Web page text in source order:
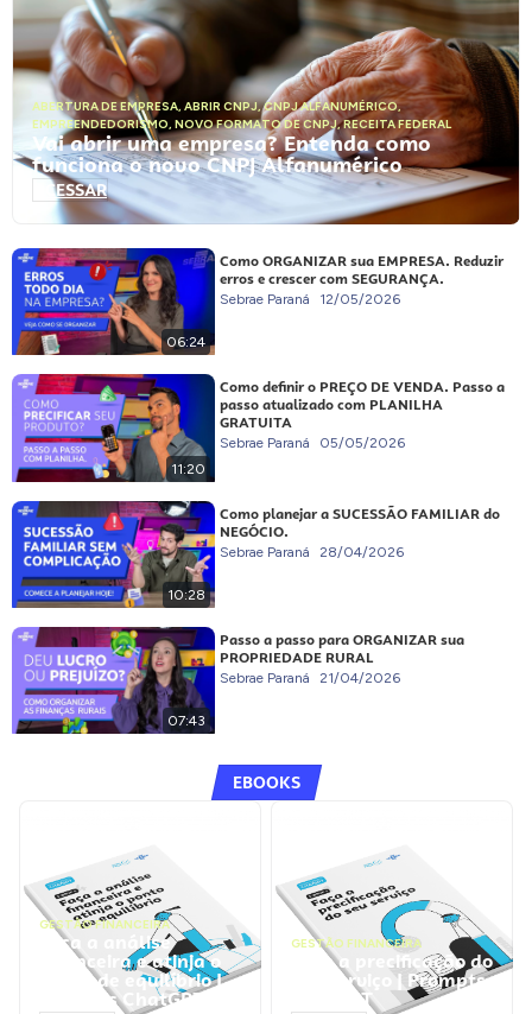
ABERTURA DE EMPRESA, ABRIR CNPJ,CNPJ ALFANUMÉRICO,
EMPREENDEDORISMO, NOVO FORMATO DE CNPJ,RECEITA FEDERAL
Vai abrir uma empresa? Entenda como
funciona o novo CNPJ Alfanumérico
ACESSAR
06:24
Como ORGANIZAR sua EMPRESA. Reduzir
erros e crescer com SEGURANÇA.
Sebrae Paraná 12/05/2026
11:20
Como definir o PREÇO DE VENDA. Passo a
passo atualizado com PLANILHA
GRATUITA
Sebrae Paraná 05/05/2026
10:28
Como planejar a SUCESSÃO FAMILIAR do
NEGÓCIO.
Sebrae Paraná 28/04/2026
07:43
Passo a passo para ORGANIZAR sua
PROPRIEDADE RURAL
Sebrae Paraná 21/04/2026
EBOOKS
GESTÃO FINANCEIRA
Faça a análise
financeira e atinja o
ponto de equilíbrio |
Prompts ChatGPT
GESTÃO FINANCEIRA
Faça a precificação do
seu serviço | Prompts
ChatGPT